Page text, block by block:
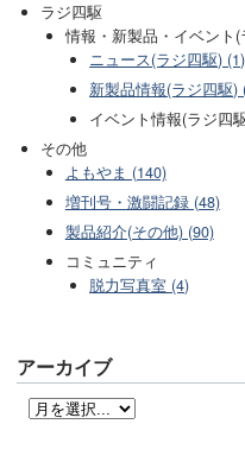
ラジ四駆
情報・新製品・イベント(
ニュース(ラジ四駆) (1)
新製品情報(ラジ四駆)
イベント情報(ラジ四
その他
よもやま (140)
増刊号・激闘記録 (48)
製品紹介(その他) (90)
コミュニティ
脱力写真室 (4)
アーカイブ